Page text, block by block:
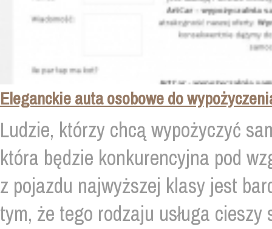
Eleganckie auta osobowe do
Ludzie, którzy chcą wypożyczyć
która będzie konkurencyjna pod
z pojazdu najwyższej klasy jest
tym, że tego rodzaju usługa cieszy